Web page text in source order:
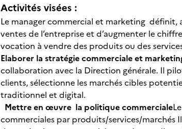
Activités visées :
Le manager commercial et marketing définit,
ventes de l’entreprise et d’augmenter le
vocation à vendre des produits ou des
Elaborer la stratégie commerciale et
collaboration avec la Direction générale. Il
clients, sélectionne les marchés cibles
traditionnel et digital.
Mettre en œuvre la politique commerciale
commerciales par produits/services/marchés